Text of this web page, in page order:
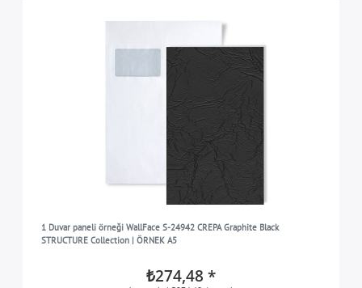
1 Duvar paneli örneği WallFace S-24942 CREPA Graphite Black
STRUCTURE Collection | ÖRNEK A5
₺274,48 *